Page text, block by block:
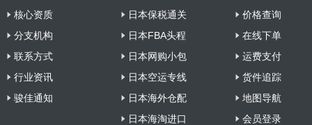
核心资质
分支机构
联系方式
行业资讯
骏佳通知
日本保税通关
日本FBA头程
日本网购小包
日本空运专线
日本海外仓配
日本海淘进口
价格查询
在线下单
运费支付
货件追踪
地图导航
会员登录